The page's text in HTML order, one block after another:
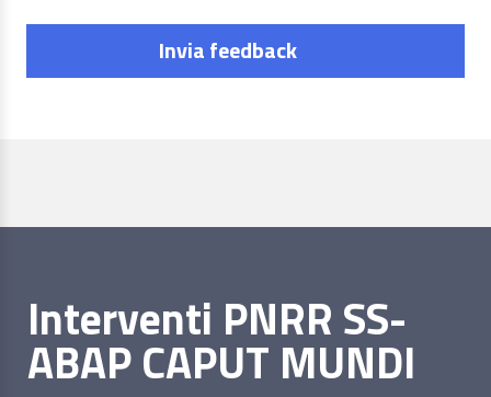
Invia feedback
Interventi PNRR SS-
ABAP CAPUT MUNDI